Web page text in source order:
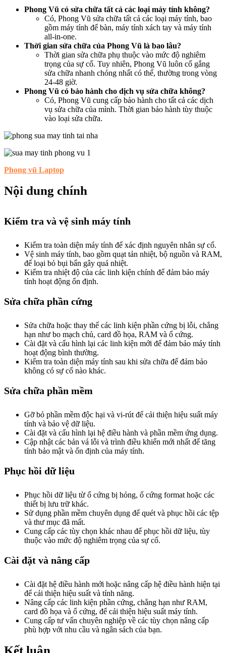
Phong Vũ có sửa chữa tất cả các loại máy tính không?
Có, Phong Vũ sửa chữa tất cả các loại máy tính, bao
gồm máy tính để bàn, máy tính xách tay và máy tính
all-in-one.
Thời gian sửa chữa của Phong Vũ là bao lâu?
Thời gian sửa chữa phụ thuộc vào mức độ nghiêm
trọng của sự cố. Tuy nhiên, Phong Vũ luôn cố gắng
sửa chữa nhanh chóng nhất có thể, thường trong vòng
24-48 giờ.
Phong Vũ có bảo hành cho dịch vụ sửa chữa không?
Có, Phong Vũ cung cấp bảo hành cho tất cả các dịch
vụ sửa chữa của mình. Thời gian bảo hành tùy thuộc
vào loại sửa chữa.
Phong vũ Laptop
Nội dung chính
Kiểm tra và vệ sinh máy tính
Kiểm tra toàn diện máy tính để xác định nguyên nhân sự cố.
Vệ sinh máy tính, bao gồm quạt tản nhiệt, bộ nguồn và RAM,
để loại bỏ bụi bẩn gây quá nhiệt.
Kiểm tra nhiệt độ của các linh kiện chính để đảm bảo máy
tính hoạt động ổn định.
Sửa chữa phần cứng
Sửa chữa hoặc thay thế các linh kiện phần cứng bị lỗi, chẳng
hạn như bo mạch chủ, card đồ họa, RAM và ổ cứng.
Cài đặt và cấu hình lại các linh kiện mới để đảm bảo máy tính
hoạt động bình thường.
Kiểm tra toàn diện máy tính sau khi sửa chữa để đảm bảo
không có sự cố nào khác.
Sửa chữa phần mềm
Gỡ bỏ phần mềm độc hại và vi-rút để cải thiện hiệu suất máy
tính và bảo vệ dữ liệu.
Cài đặt và cấu hình lại hệ điều hành và phần mềm ứng dụng.
Cập nhật các bản vá lỗi và trình điều khiển mới nhất để tăng
tính bảo mật và ổn định của máy tính.
Phục hồi dữ liệu
Phục hồi dữ liệu từ ổ cứng bị hỏng, ổ cứng format hoặc các
thiết bị lưu trữ khác.
Sử dụng phần mềm chuyên dụng để quét và phục hồi các tệp
và thư mục đã mất.
Cung cấp các tùy chọn khác nhau để phục hồi dữ liệu, tùy
thuộc vào mức độ nghiêm trọng của sự cố.
Cài đặt và nâng cấp
Cài đặt hệ điều hành mới hoặc nâng cấp hệ điều hành hiện tại
để cải thiện hiệu suất và tính năng.
Nâng cấp các linh kiện phần cứng, chẳng hạn như RAM,
card đồ họa và ổ cứng, để cải thiện hiệu suất máy tính.
Cung cấp tư vấn chuyên nghiệp về các tùy chọn nâng cấp
phù hợp với nhu cầu và ngân sách của bạn.
Kết luận